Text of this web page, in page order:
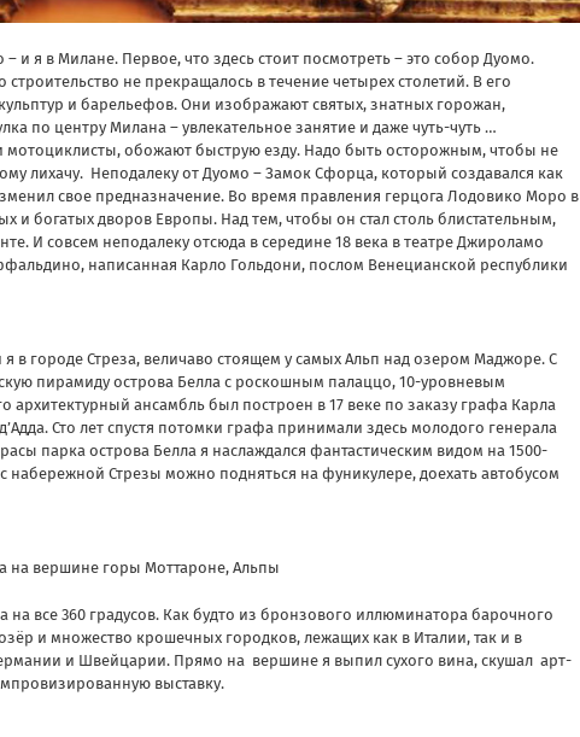
и я в Милане. Первое, что здесь стоит посмотреть – это собор Дуомо.
не прекращалось в течение четырех столетий. В его
и барельефов. Они изображают святых, знатных горожан,
по центру Милана – увлекательное занятие и даже чуть-чуть …
обожают быструю езду. Надо быть осторожным, чтобы не
лихачу. Неподалеку от Дуомо – Замок Сфорца, который создавался как
свое предназначение. Во время правления герцога Лодовико Моро в
и богатых дворов Европы. Над тем, чтобы он стал столь блистательным,
И совсем неподалеку отсюда в середине 18 века в театре Джироламо
написанная Карло Гольдони, послом Венецианской республики
в городе Стреза, величаво стоящем у самых Альп над озером Маджоре. С
пирамиду острова Белла с роскошным палаццо, 10-уровневым
ансамбль был построен в 17 веке по заказу графа Карла
Сто лет спустя потомки графа принимали здесь молодого генерала
парка острова Белла я наслаждался фантастическим видом на 1500-
Стрезы можно подняться на фуникулере, доехать автобусом
на вершине горы Моттароне, Альпы
на все 360 градусов. Как будто из бронзового иллюминатора барочного
и множество крошечных городков, лежащих как в Италии, так и в
и Швейцарии. Прямо на вершине я выпил сухого вина, скушал арт-
выставку.